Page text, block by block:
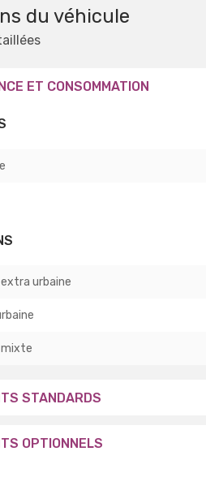
du véhicule
ET CONSOMMATION
urbaine
STANDARDS
OPTIONNELS